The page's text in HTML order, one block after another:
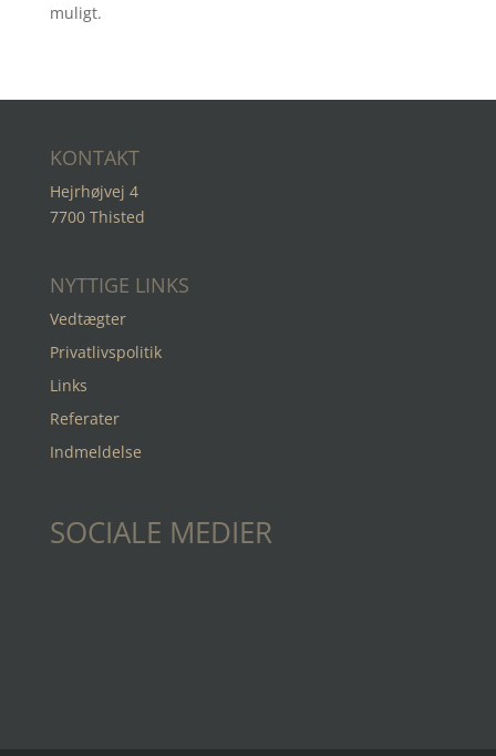
muligt.
KONTAKT
Hejrhøjvej 4
7700 Thisted
NYTTIGE LINKS
Vedtægter
Privatlivspolitik
Links
Referater
Indmeldelse
SOCIALE MEDIER